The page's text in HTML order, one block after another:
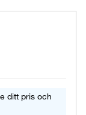
ditt pris och